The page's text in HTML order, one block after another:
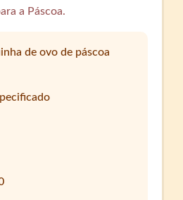
a Páscoa.
de ovo de páscoa